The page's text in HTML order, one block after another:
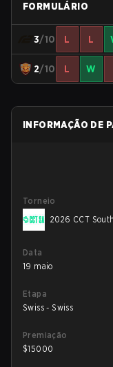
FORMULÁRIO
3/10 L L
2/10 L W
INFORMAÇÃO DE
Torneio
2026 CCT
Data
19 maio
Etapa
Swiss - Swiss
Premiação
$15000